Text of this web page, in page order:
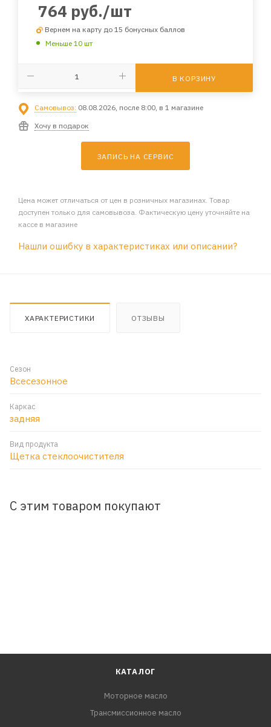
764 руб./шт
Вернем на карту до 15 бонусных баллов
Меньше 10 шт
В КОРЗИНУ
Самовывоз: 08.08.2026, после 8:00, в 1 магазине
Хочу в подарок
ЗАПИСЬ НА СЕРВИС
Цена может отличаться от цен в розничных магазинах. Товар
доступен только для самовывоза. Фактическую цену уточняйте на
кассе в магазине
Нашли ошибку в характеристиках или описании?
ХАРАКТЕРИСТИКИ ОТЗЫВЫ
Сезон
Всесезонное
Каркас
задняя
Вид продукта
Щетка стеклоочистителя
С этим товаром покупают
КАТАЛОГ
Моторное масло
Трансмиссионное масло